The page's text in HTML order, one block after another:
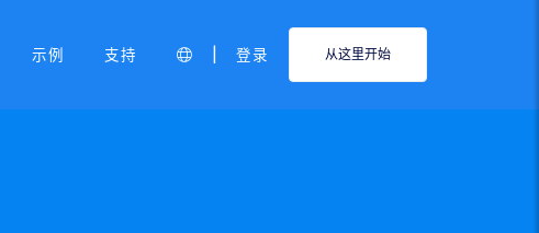
示例 支持 登录 从这里开始